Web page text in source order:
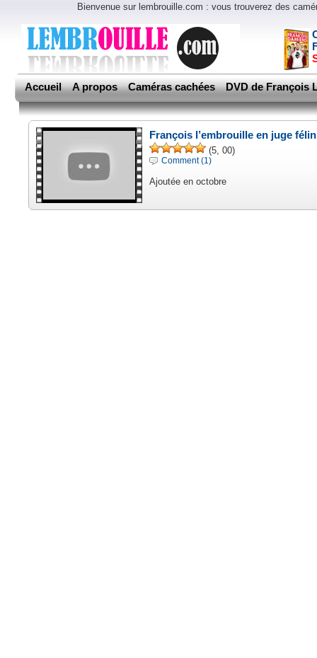
Bienvenue sur lembrouille.com : vous trouverez des
Accueil A propos Caméras cachées DVD de François
François l’embrouille en juge félin
(5, 00)
Comment (1)
Ajoutée en octobre